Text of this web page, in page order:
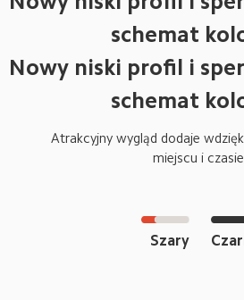
schemat
Nowy niski profil i
schemat
Atrakcyjny wygląd dodaje
miejscu i czasie.
Szary